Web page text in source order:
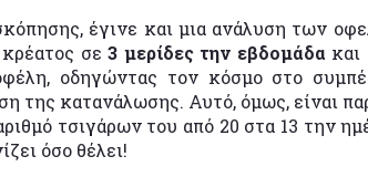
έγινε και μια ανάλυση των
σε 3 μερίδες την εβδομάδα και
οδηγώντας τον κόσμο στο
της κατανάλωσης. Αυτό, όμως, είναι
τσιγάρων του από 20 στα 13 την
όσο θέλει!